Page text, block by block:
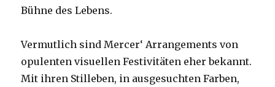
Bühne des Lebens.
Vermutlich sind Mercer‘ Arrangements von
opulenten visuellen Festivitäten eher bekannt.
Mit ihren Stilleben, in ausgesuchten Farben,